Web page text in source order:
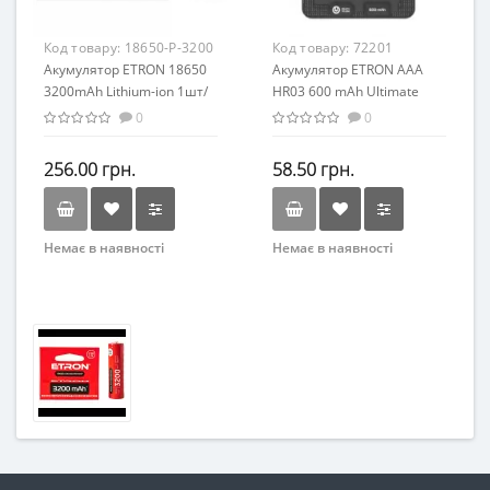
Код товару: 18650-P-3200
Акумулятор ETRON 18650
3200mAh Lithium-ion 1шт/
упак.
0
256.00 грн.
Немає в наявності
Код товару: 72201
Акумулятор ETRON AAA
HR03 600 mAh Ultimate
Power 2шт/упак. (ціна за
0
58.50 грн.
Немає в наявності